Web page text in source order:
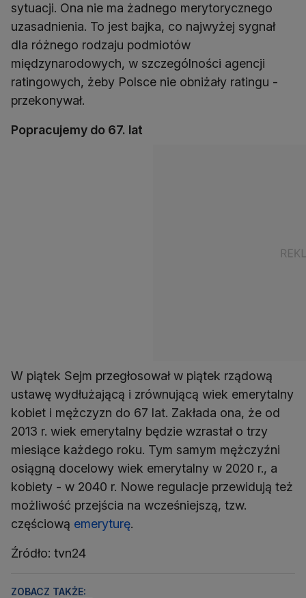
sytuacji. Ona nie ma żadnego merytorycznego
uzasadnienia. To jest bajka, co najwyżej sygnał
dla różnego rodzaju podmiotów
międzynarodowych, w szczególności agencji
ratingowych, żeby Polsce nie obniżały ratingu -
przekonywał.
Popracujemy do 67. lat
W piątek Sejm przegłosował w piątek rządową
ustawę wydłużającą i zrównującą wiek emerytalny
kobiet i mężczyzn do 67 lat. Zakłada ona, że od
2013 r. wiek emerytalny będzie wzrastał o trzy
miesiące każdego roku. Tym samym mężczyźni
osiągną docelowy wiek emerytalny w 2020 r., a
kobiety - w 2040 r. Nowe regulacje przewidują też
możliwość przejścia na wcześniejszą, tzw.
częściową emeryturę.
Źródło: tvn24
ZOBACZ TAKŻE: